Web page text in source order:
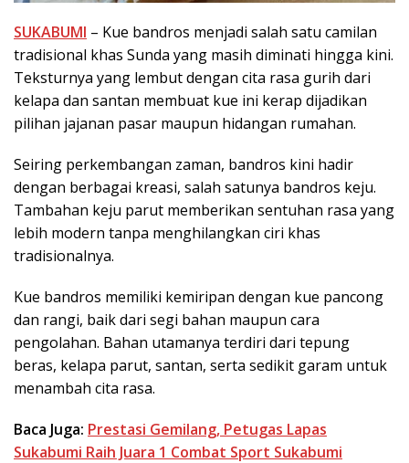
SUKABUMI – Kue bandros menjadi salah satu camilan
tradisional khas Sunda yang masih diminati hingga kini.
Teksturnya yang lembut dengan cita rasa gurih dari
kelapa dan santan membuat kue ini kerap dijadikan
pilihan jajanan pasar maupun hidangan rumahan.
Seiring perkembangan zaman, bandros kini hadir
dengan berbagai kreasi, salah satunya bandros keju.
Tambahan keju parut memberikan sentuhan rasa yang
lebih modern tanpa menghilangkan ciri khas
tradisionalnya.
Kue bandros memiliki kemiripan dengan kue pancong
dan rangi, baik dari segi bahan maupun cara
pengolahan. Bahan utamanya terdiri dari tepung
beras, kelapa parut, santan, serta sedikit garam untuk
menambah cita rasa.
Baca Juga: Prestasi Gemilang, Petugas Lapas
Sukabumi Raih Juara 1 Combat Sport Sukabumi